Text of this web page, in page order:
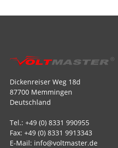
Dickenreiser Weg 18d
87700 Memmingen
Deutschland
Tel.: +49 (0) 8331 990955
Fax: +49 (0) 8331 9913343
E-Mail: info@voltmaster.de